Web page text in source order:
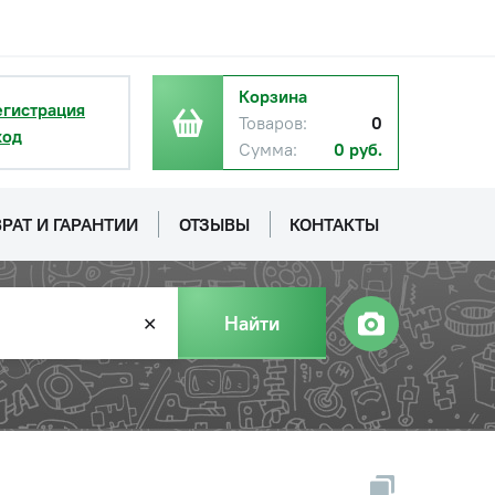
Корзина
Товаров:
0
Сумма:
0 руб.
И ГАРАНТИИ ОТЗЫВЫ КОНТАКТЫ
✕ Найти